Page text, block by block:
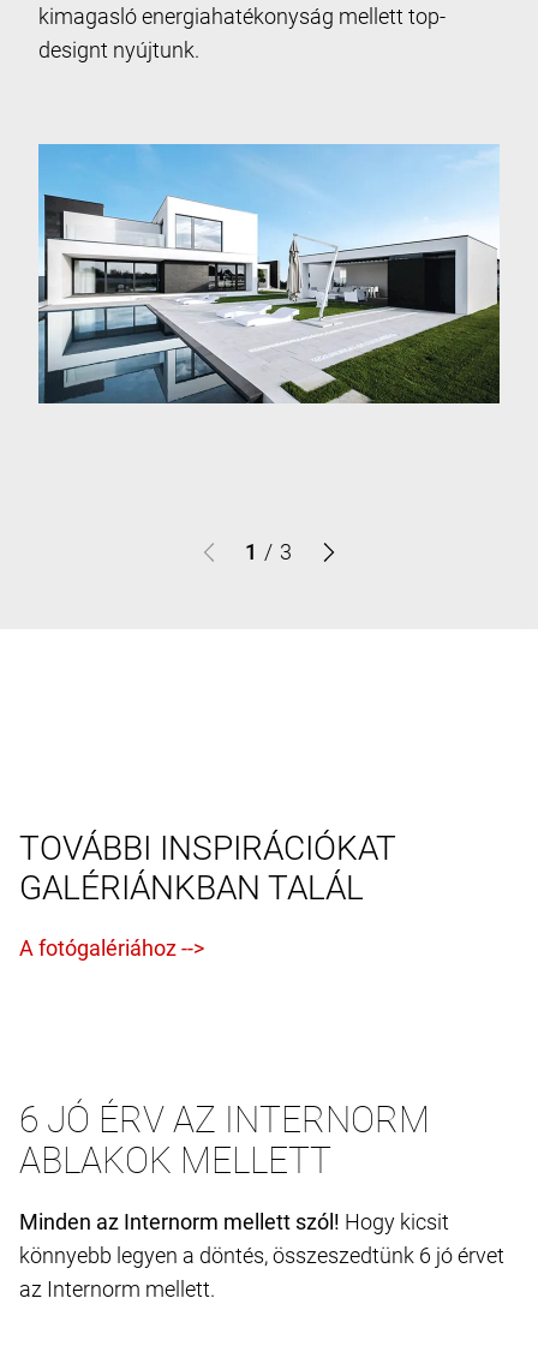
kimagasló energiahatékonyság mellett top-
designt nyújtunk.
1 / 3
TOVÁBBI INSPIRÁCIÓKAT
GALÉRIÁNKBAN TALÁL
6 JÓ ÉRV AZ INTERNORM
ABLAKOK MELLETT
Minden az Internorm mellett szól! Hogy kicsit
könnyebb legyen a döntés, összeszedtünk 6 jó érvet
az Internorm mellett.